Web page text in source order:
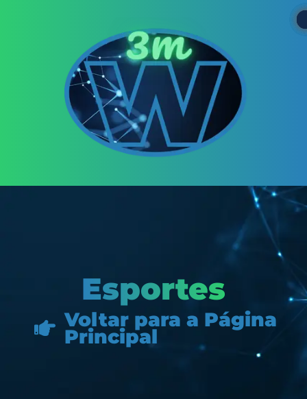
Esportes
Voltar para a Página
Principal